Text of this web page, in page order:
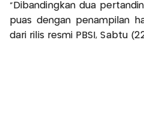
"Dibandingkan dua
puas dengan penampilan
dari rilis resmi PBSI, Sabtu